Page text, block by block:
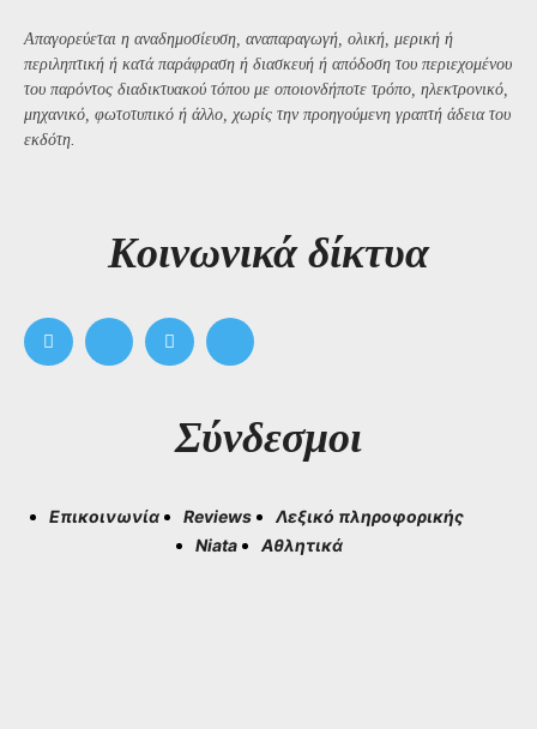
Απαγορεύεται η αναδημοσίευση, αναπαραγωγή, ολική, μερική ή
περιληπτική ή κατά παράφραση ή διασκευή ή απόδοση του περιεχομένου
του παρόντος διαδικτυακού τόπου με οποιονδήποτε τρόπο, ηλεκτρονικό,
μηχανικό, φωτοτυπικό ή άλλο, χωρίς την προηγούμενη γραπτή άδεια του
εκδότη.
Kοινωνικά δίκτυα
Σύνδεσμοι
Επικοινωνία Reviews
Λεξικό πληροφορικής
Niata
Αθλητικά